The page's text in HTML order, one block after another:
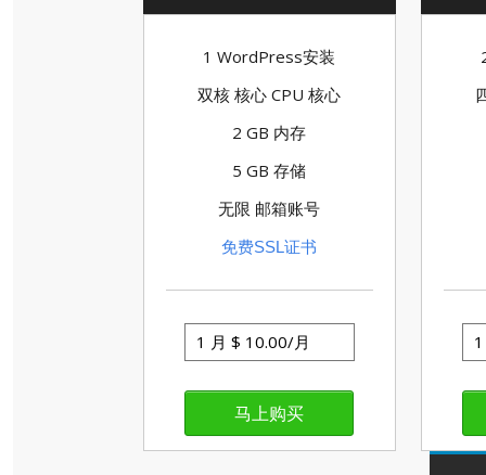
1 WordPress安装
双核 核心 CPU 核心
2 GB 内存
5 GB 存储
无限 邮箱账号
免费SSL证书